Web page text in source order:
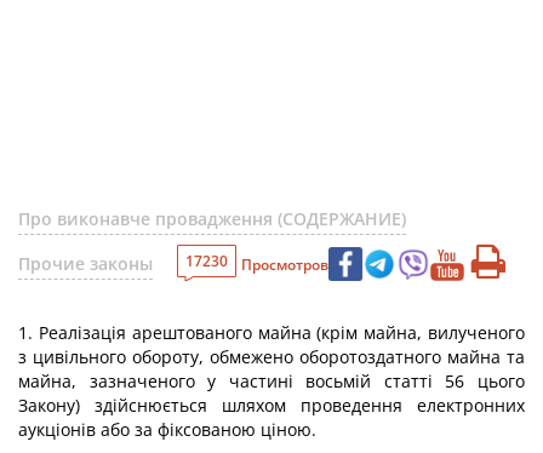
Про виконавче провадження (СОДЕРЖАНИЕ)
Прочие законы
17230 Просмотров
1. Реалізація арештованого майна (крім майна, вилученого
з цивільного обороту, обмежено оборотоздатного майна та
майна, зазначеного у частині восьмій статті 56 цього
Закону) здійснюється шляхом проведення електронних
аукціонів або за фіксованою ціною.